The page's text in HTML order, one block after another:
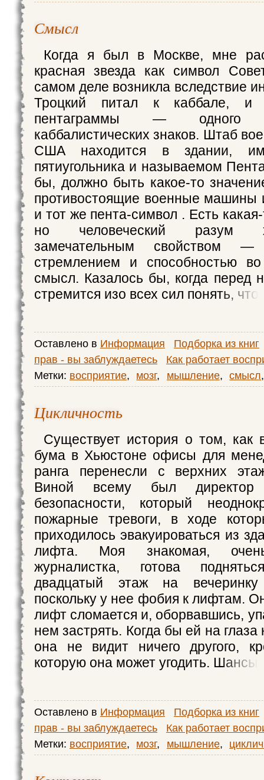
Смысл
Когда я был в Москве, мне
красная звезда как символ
самом деле возникла вследствие
Троцкий питал к каббале, и
пентаграммы —
каббалистических знаков. Штаб
США находится в здании,
пятиугольника и называемом
бы, должно быть какое-то
противостоящие военные машины
и тот же пента-символ . Есть
но человеческий разум
замечательным свойством —
стремлением и способностью
смысл. Казалось бы, когда перед
стремится изо всех сил понять, что
Оставлено в Информация
Подборка из книг
прав - вы заблуждаетесь
Как работает
Метки: восприятие, мозг, мышление, смысл,
Цикличность
Существует история о том, как
бума в Хьюстоне офисы для
ранга перенесли с верхних
Виной всему был
безопасности, который
пожарные тревоги, в ходе
приходилось эвакуироваться из
лифта. Моя знакомая,
журналистка, готова
двадцатый этаж на
поскольку у нее фобия к лифтам.
лифт сломается и, оборвавшись,
нем застрять. Когда бы ей на
она не видит ничего другого,
которую она может угодить. Шансы
Оставлено в Информация
Подборка из книг
прав - вы заблуждаетесь
Как работает
Метки: восприятие, мозг, мышление,